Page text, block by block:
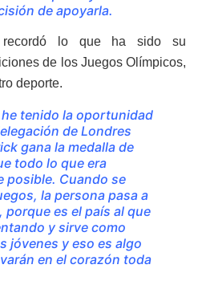
de apoyarla.
lo que ha sido su
de los Juegos Olímpicos,
deporte.
tenido la oportunidad
de Londres
gana la medalla de
todo lo que era
posible. Cuando se
la persona pasa a
es el país al que
y sirve como
jóvenes y eso es algo
en el corazón toda